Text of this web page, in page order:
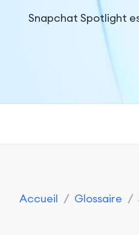
Snapchat Spotlight
Accueil / Glossaire /